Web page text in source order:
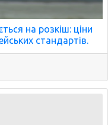
на розкіш: ціни
стандартів.